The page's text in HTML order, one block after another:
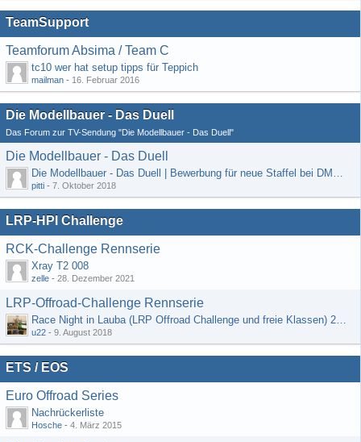
TeamSupport
Teamforum Absima / Team C
tc10 wer hat setup tipps für Teppich
mailman - 16. Februar 2016
Die Modellbauer - Das Duell
Das Forum zur TV-Sendung "Die Modellbauer - Das Duell"
Die Modellbauer - Das Duell
Die Modellbauer - Das Duell | Bewerbung für neue Staffel bei DMAX *Werbung*
pitti - 7. Oktober 2018
LRP-HPI Challenge
RCK-Challenge Rennserie
Xray T2 008
zelle - 28. Dezember 2021
LRP-Offroad-Challenge Rennserie
Race Night in Lauba (LRP Offroad Challenge und freie Klassen) 25/26.08
u22 - 9. August 2018
ETS / EOS
Euro Offroad Series
Nachrückerliste
Hosche - 4. März 2015